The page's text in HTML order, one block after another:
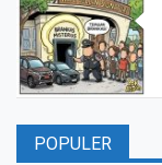
POPULER